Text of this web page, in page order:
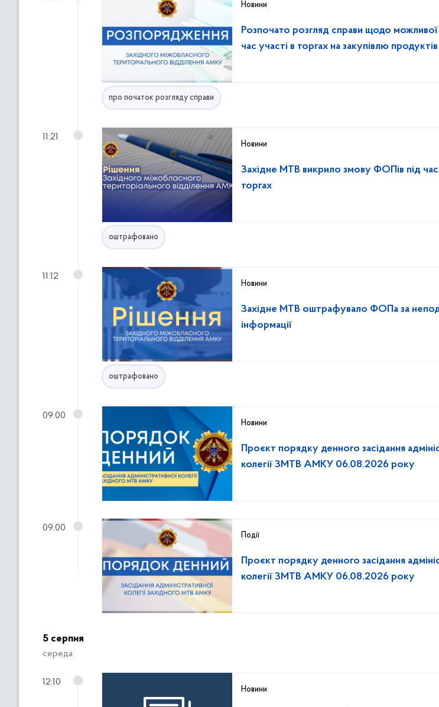
Новини
Розпочато розгляд справи щодо можливої
час участі в торгах на закупівлю
про початок розгляду справи
Новини
Західне МТВ викрило змову ФОПів під час
торгах
11:21
оштрафовано
Новини
Західне МТВ оштрафувало ФОПа за
інформації
11:12
оштрафовано
Новини
Проєкт порядку денного засідання
колегії ЗМТВ АМКУ 06.08.2026 року
09:00
Події
Проєкт порядку денного засідання
колегії ЗМТВ АМКУ 06.08.2026 року
09:00
5 серпня
середа
Новини
12:10